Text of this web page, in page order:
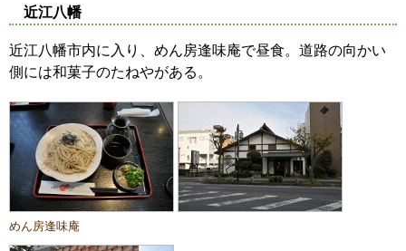
近江八幡
近江八幡市内に入り、めん房逢味庵で昼食。道路の向かい
側には和菓子のたねやがある。
めん房逢味庵